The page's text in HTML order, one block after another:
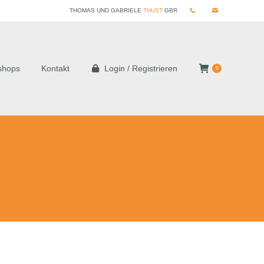
THOMAS UND GABRIELE THUST GBR
Kontakt Login / Registrieren 0